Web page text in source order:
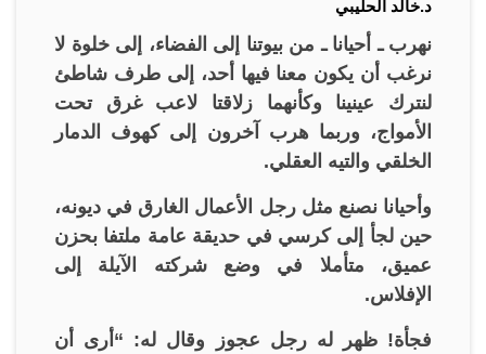
د.خالد الحليبي
نهرب ـ أحيانا ـ من بيوتنا إلى الفضاء، إلى خلوة لا
نرغب أن يكون معنا فيها أحد، إلى طرف شاطئ
لنترك عينينا وكأنهما زلاقتا لاعب غرق تحت
الأمواج، وربما هرب آخرون إلى كهوف الدمار
الخلقي والتيه العقلي.
وأحيانا نصنع مثل رجل الأعمال الغارق في ديونه،
حين لجأ إلى كرسي في حديقة عامة ملتفا بحزن
عميق، متأملا في وضع شركته الآيلة إلى
الإفلاس.
فجأة! ظهر له رجل عجوز وقال له: “أرى أن